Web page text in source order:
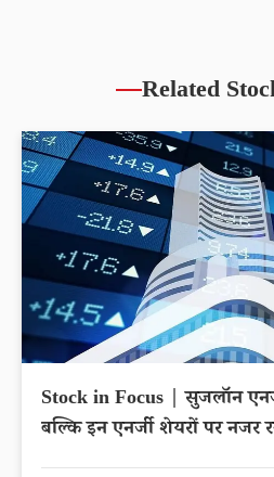
Related
Stock in Focus | सुजलॉन
बल्कि इन एनर्जी शेयरों पर नजर